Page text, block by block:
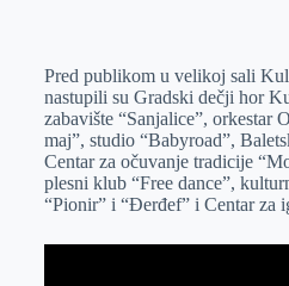
Pred publikom u velikoj sali
nastupili su Gradski dečji hor
zabavište “Sanjalice”, orkestar
maj”, studio “Babyroad”,
Centar za očuvanje tradicije
plesni klub “Free dance”,
“Pionir” i “Đerđef” i Centar